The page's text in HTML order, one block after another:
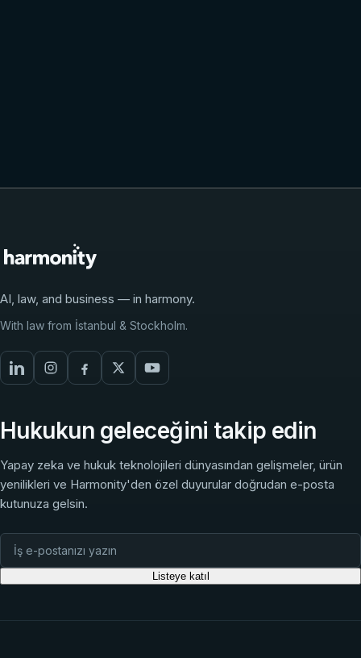
AI, law, and business — in harmony.
With law from İstanbul & Stockholm.
Hukukun geleceğini takip edin
Yapay zeka ve hukuk teknolojileri dünyasından gelişmeler, ürün
yenilikleri ve Harmonity'den özel duyurular doğrudan e-posta
kutunuza gelsin.
Listeye katıl